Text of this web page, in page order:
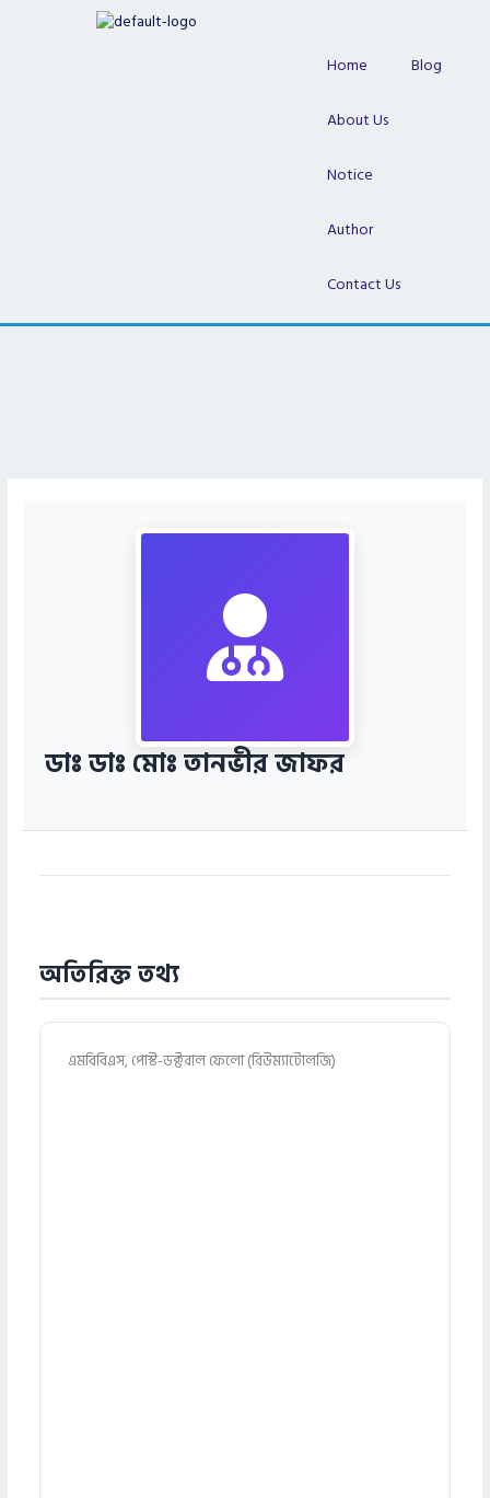
Home Blog
About Us
Notice
Author
Contact Us
ডাঃ ডাঃ মোঃ তানভীর জাফর
অতিরিক্ত তথ্য
এমবিবিএস, পোস্ট-ডক্টরাল ফেলো (রিউম্যাটোলজি)